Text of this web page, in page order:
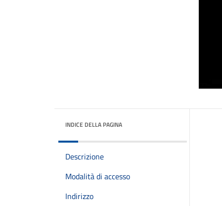
INDICE DELLA PAGINA
Descrizione
Modalità di accesso
Indirizzo